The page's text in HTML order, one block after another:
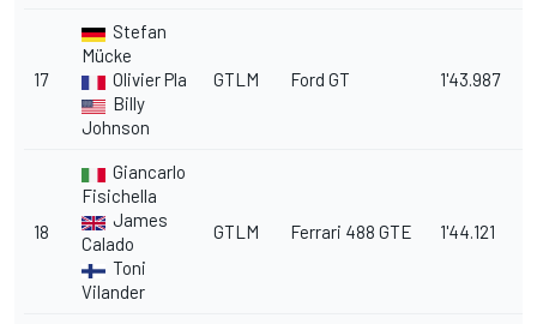
17
Stefan
Mücke
Olivier Pla
Billy
Johnson
GTLM Ford GT 1'43.987
18
Giancarlo
Fisichella
James
Calado
Toni
Vilander
GTLM Ferrari 488 GTE 1'44.121